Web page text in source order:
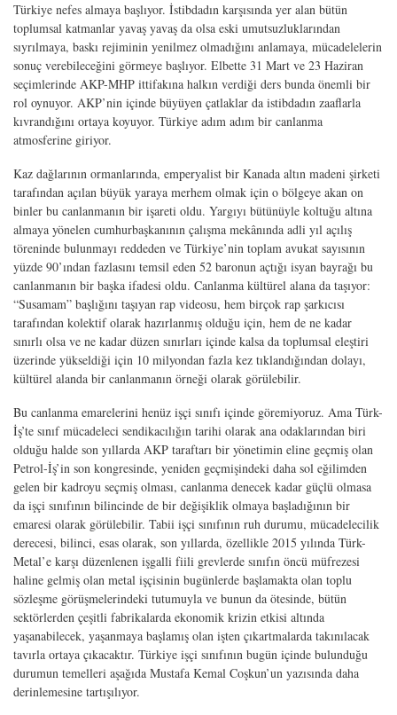
Türkiye nefes almaya başlıyor. İstibdadın karşısında yer alan bütün
toplumsal katmanlar yavaş yavaş da olsa eski umutsuzluklarından
sıyrılmaya, baskı rejiminin yenilmez olmadığını anlamaya, mücadelelerin
sonuç verebileceğini görmeye başlıyor. Elbette 31 Mart ve 23 Haziran
seçimlerinde AKP-MHP ittifakına halkın verdiği ders bunda önemli bir
rol oynuyor. AKP’nin içinde büyüyen çatlaklar da istibdadın zaaflarla
kıvrandığını ortaya koyuyor. Türkiye adım adım bir canlanma
atmosferine giriyor.
Kaz dağlarının ormanlarında, emperyalist bir Kanada altın madeni şirketi
tarafından açılan büyük yaraya merhem olmak için o bölgeye akan on
binler bu canlanmanın bir işareti oldu. Yargıyı bütünüyle koltuğu altına
almaya yönelen cumhurbaşkanının çalışma mekânında adli yıl açılış
töreninde bulunmayı reddeden ve Türkiye’nin toplam avukat sayısının
yüzde 90’ından fazlasını temsil eden 52 baronun açtığı isyan bayrağı bu
canlanmanın bir başka ifadesi oldu. Canlanma kültürel alana da taşıyor:
“Susamam” başlığını taşıyan rap videosu, hem birçok rap şarkıcısı
tarafından kolektif olarak hazırlanmış olduğu için, hem de ne kadar
sınırlı olsa ve ne kadar düzen sınırları içinde kalsa da toplumsal eleştiri
üzerinde yükseldiği için 10 milyondan fazla kez tıklandığından dolayı,
kültürel alanda bir canlanmanın örneği olarak görülebilir.
Bu canlanma emarelerini henüz işçi sınıfı içinde göremiyoruz. Ama Türk-
İş’te sınıf mücadeleci sendikacılığın tarihi olarak ana odaklarından biri
olduğu halde son yıllarda AKP taraftarı bir yönetimin eline geçmiş olan
Petrol-İş’in son kongresinde, yeniden geçmişindeki daha sol eğilimden
gelen bir kadroyu seçmiş olması, canlanma denecek kadar güçlü olmasa
da işçi sınıfının bilincinde de bir değişiklik olmaya başladığının bir
emaresi olarak görülebilir. Tabii işçi sınıfının ruh durumu, mücadelecilik
derecesi, bilinci, esas olarak, son yıllarda, özellikle 2015 yılında Türk-
Metal’e karşı düzenlenen işgalli fiili grevlerde sınıfın öncü müfrezesi
haline gelmiş olan metal işçisinin bugünlerde başlamakta olan toplu
sözleşme görüşmelerindeki tutumuyla ve bunun da ötesinde, bütün
sektörlerden çeşitli fabrikalarda ekonomik krizin etkisi altında
yaşanabilecek, yaşanmaya başlamış olan işten çıkartmalarda takınılacak
tavırla ortaya çıkacaktır. Türkiye işçi sınıfının bugün içinde bulunduğu
durumun temelleri aşağıda Mustafa Kemal Coşkun’un yazısında daha
derinlemesine tartışılıyor.